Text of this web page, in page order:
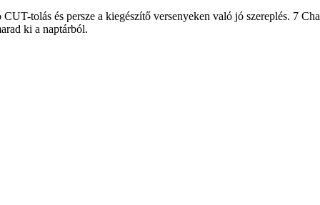
tolás és persze a kiegészítő versenyeken való jó szereplés. 7
ki a naptárból.